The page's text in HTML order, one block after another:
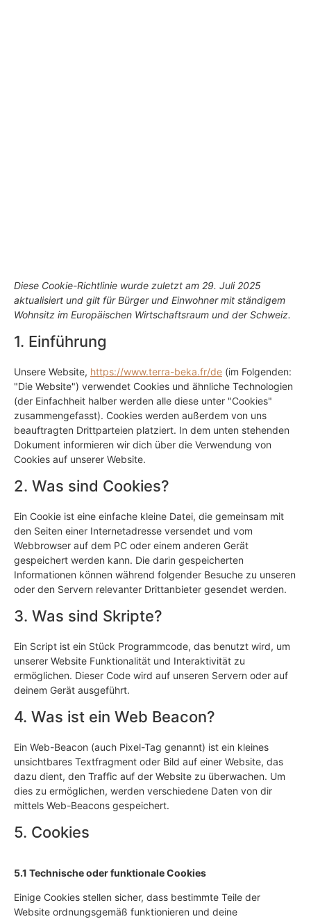
Diese Cookie-Richtlinie wurde zuletzt am 29. Juli 2025
aktualisiert und gilt für Bürger und Einwohner mit ständigem
Wohnsitz im Europäischen Wirtschaftsraum und der Schweiz.
1. Einführung
Unsere Website, https://www.terra-beka.fr/de (im Folgenden:
"Die Website") verwendet Cookies und ähnliche Technologien
(der Einfachheit halber werden alle diese unter "Cookies"
zusammengefasst). Cookies werden außerdem von uns
beauftragten Drittparteien platziert. In dem unten stehenden
Dokument informieren wir dich über die Verwendung von
Cookies auf unserer Website.
2. Was sind Cookies?
Ein Cookie ist eine einfache kleine Datei, die gemeinsam mit
den Seiten einer Internetadresse versendet und vom
Webbrowser auf dem PC oder einem anderen Gerät
gespeichert werden kann. Die darin gespeicherten
Informationen können während folgender Besuche zu unseren
oder den Servern relevanter Drittanbieter gesendet werden.
3. Was sind Skripte?
Ein Script ist ein Stück Programmcode, das benutzt wird, um
unserer Website Funktionalität und Interaktivität zu
ermöglichen. Dieser Code wird auf unseren Servern oder auf
deinem Gerät ausgeführt.
4. Was ist ein Web Beacon?
Ein Web-Beacon (auch Pixel-Tag genannt) ist ein kleines
unsichtbares Textfragment oder Bild auf einer Website, das
dazu dient, den Traffic auf der Website zu überwachen. Um
dies zu ermöglichen, werden verschiedene Daten von dir
mittels Web-Beacons gespeichert.
5. Cookies
5.1 Technische oder funktionale Cookies
Einige Cookies stellen sicher, dass bestimmte Teile der
Website ordnungsgemäß funktionieren und deine